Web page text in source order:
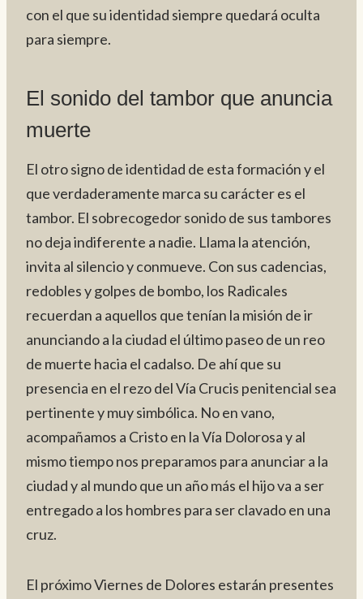
con el que su identidad siempre quedará oculta
para siempre.
El sonido del tambor que anuncia
muerte
El otro signo de identidad de esta formación y el
que verdaderamente marca su carácter es el
tambor. El sobrecogedor sonido de sus tambores
no deja indiferente a nadie. Llama la atención,
invita al silencio y conmueve. Con sus cadencias,
redobles y golpes de bombo, los Radicales
recuerdan a aquellos que tenían la misión de ir
anunciando a la ciudad el último paseo de un reo
de muerte hacia el cadalso. De ahí que su
presencia en el rezo del Vía Crucis penitencial sea
pertinente y muy simbólica. No en vano,
acompañamos a Cristo en la Vía Dolorosa y al
mismo tiempo nos preparamos para anunciar a la
ciudad y al mundo que un año más el hijo va a ser
entregado a los hombres para ser clavado en una
cruz.
El próximo Viernes de Dolores estarán presentes